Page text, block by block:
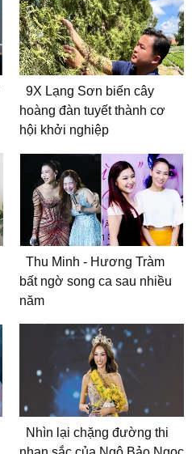
9X Lạng Sơn biến cây
hoàng đàn tuyết thành cơ
hội khởi nghiệp
Thu Minh - Hương Tràm
bất ngờ song ca sau nhiều
năm
Nhìn lại chặng đường thi